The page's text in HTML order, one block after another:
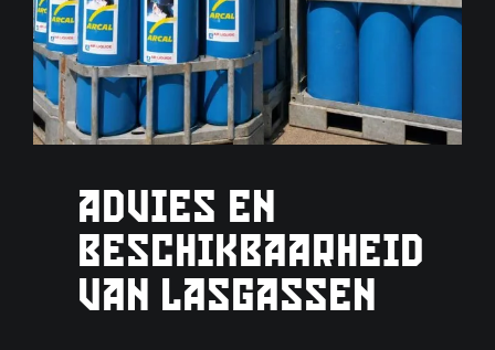
ADVIES EN
BESCHIKBAARHEID
VAN LASGASSEN